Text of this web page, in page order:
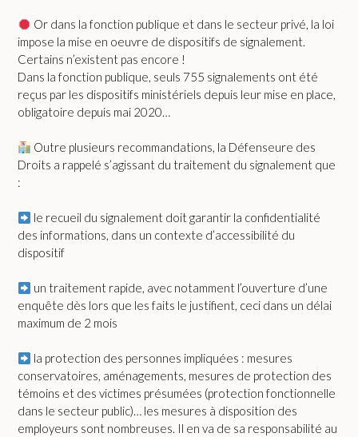
Or dans la fonction publique et dans le secteur privé, la loi
impose la mise en oeuvre de dispositifs de signalement.
Certains n’existent pas encore !
Dans la fonction publique, seuls 755 signalements ont été
reçus par les dispositifs ministériels depuis leur mise en place,
obligatoire depuis mai 2020…
Outre plusieurs recommandations, la Défenseure des
Droits a rappelé s’agissant du traitement du signalement que
:
le recueil du signalement doit garantir la confidentialité
des informations, dans un contexte d’accessibilité du
dispositif
un traitement rapide, avec notamment l’ouverture d’une
enquête dès lors que les faits le justifient, ceci dans un délai
maximum de 2 mois
la protection des personnes impliquées : mesures
conservatoires, aménagements, mesures de protection des
témoins et des victimes présumées (protection fonctionnelle
dans le secteur public)… les mesures à disposition des
employeurs sont nombreuses. Il en va de sa responsabilité au